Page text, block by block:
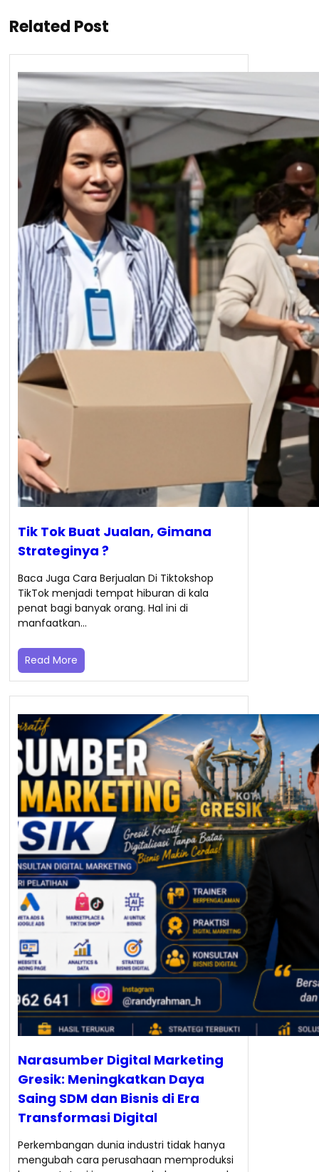
Related Post
Tik Tok Buat Jualan, Gimana
Strateginya ?
Baca Juga Cara Berjualan Di Tiktokshop
TikTok menjadi tempat hiburan di kala
penat bagi banyak orang. Hal ini di
manfaatkan…
Read More
Narasumber Digital Marketing
Gresik: Meningkatkan Daya
Saing SDM dan Bisnis di Era
Transformasi Digital
Perkembangan dunia industri tidak hanya
mengubah cara perusahaan memproduksi